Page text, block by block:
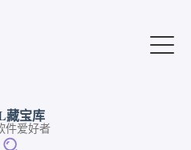
藏宝库
件爱好者